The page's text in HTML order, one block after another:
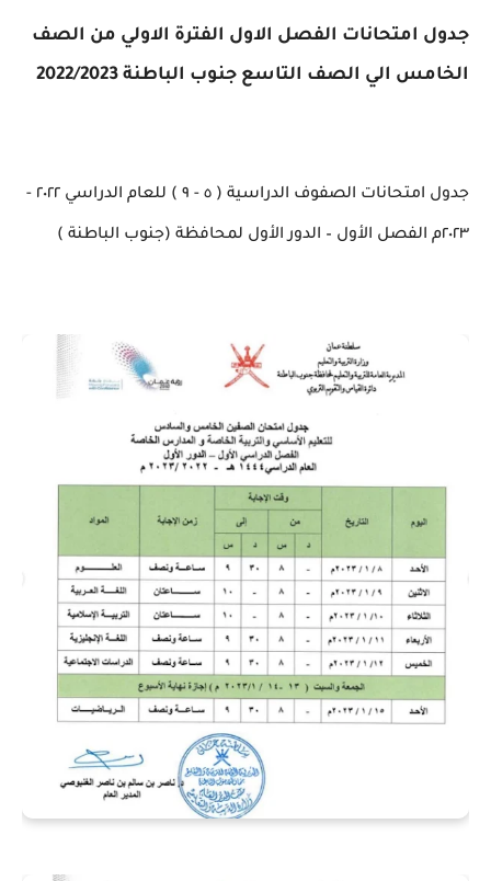
جدول امتحانات الفصل الاول الفترة الاولي من الصف
الخامس الي الصف التاسع جنوب الباطنة 2022/2023
جدول‬ امتحانات الصفوف الدراسية ( ٥ - ٩ ) للعام الدراسي ٢٠٢٢ -
٢٠٢٣م الفصل الأول – الدور الأول لمحافظة (جنوب الباطنة )